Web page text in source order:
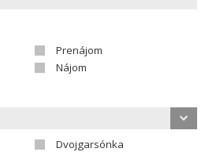
Prenájom
Nájom
Dvojgarsónka